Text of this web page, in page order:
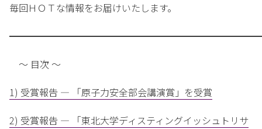
毎回ＨＯＴな情報をお届けいたします。
～ 目次 ～
1) 受賞報告 — 「原子力安全部会講演賞」を受賞
2) 受賞報告 — 「東北大学ディスティングイッシュトリサ